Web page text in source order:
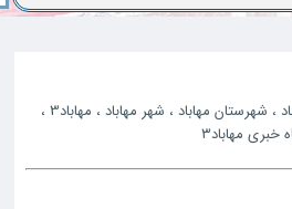
، شهرستان مهاباد ، شهر مهاباد ، مهاباد3
،
خبری مهاباد۳